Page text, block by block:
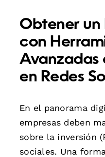
Obtener un
con
Avanzadas
en Redes
En el panorama
empresas deben
sobre la inversión
sociales. Una